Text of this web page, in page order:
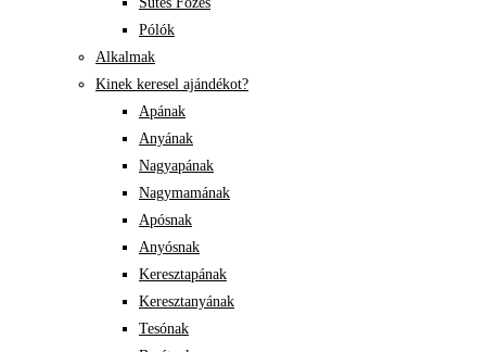
Pólók
Alkalmak
Kinek keresel ajándékot?
Apának
Anyának
Nagyapának
Nagymamának
Apósnak
Anyósnak
Keresztapának
Keresztanyának
Tesónak